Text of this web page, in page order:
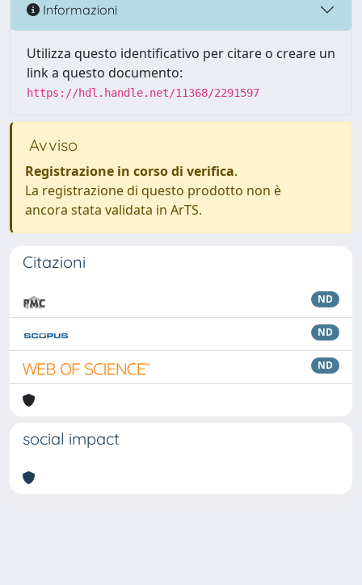
Informazioni
Utilizza questo identificativo per citare o creare un
link a questo documento:
https://hdl.handle.net/11368/2291597
Avviso
Registrazione in corso di verifica.
La registrazione di questo prodotto non è
ancora stata validata in ArTS.
Citazioni
ND
ND
ND
social impact